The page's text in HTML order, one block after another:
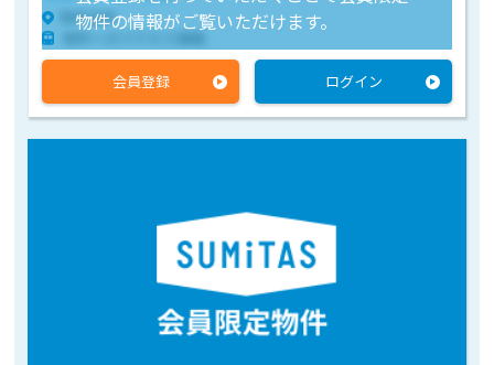
物件の情報がご覧いただけます。
物件住所
物件へのアクセス情報
会員登録 ログイン